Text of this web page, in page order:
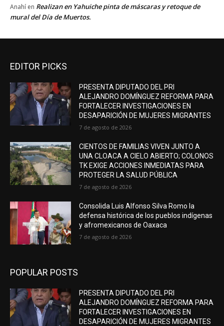
Anahí en Realizan en Yahuiche pinta de máscaras y retoque de
mural del Día de Muertos.
EDITOR PICKS
PRESENTA DIPUTADO DEL PRI
ALEJANDRO DOMÍNGUEZ REFORMA PARA
FORTALECER INVESTIGACIONES EN
DESAPARICIÓN DE MUJERES MIGRANTES
7 de agosto de 2026
CIENTOS DE FAMILIAS VIVEN JUNTO A
UNA CLOACA A CIELO ABIERTO; COLONOS
TK EXIGE ACCIONES INMEDIATAS PARA
PROTEGER LA SALUD PÚBLICA
7 de agosto de 2026
Consolida Luis Alfonso Silva Romo la
defensa histórica de los pueblos indígenas
y afromexicanos de Oaxaca
7 de agosto de 2026
POPULAR POSTS
PRESENTA DIPUTADO DEL PRI
ALEJANDRO DOMÍNGUEZ REFORMA PARA
FORTALECER INVESTIGACIONES EN
DESAPARICIÓN DE MUJERES MIGRANTES